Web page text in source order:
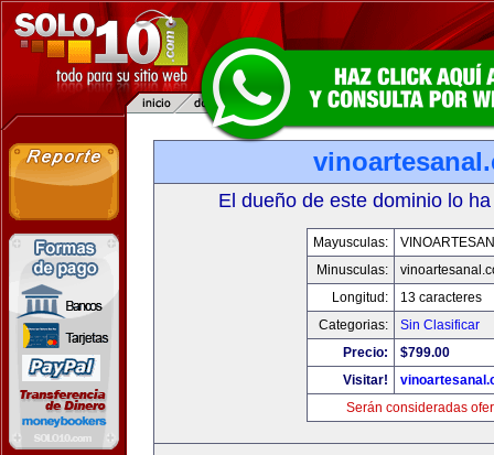
El dueño de este dominio lo
Mayusculas:
Minusculas:
Longitud:
13 caracteres
Categorias:
Sin Clasificar
Precio:
$799.00
Visitar!
Serán consideradas